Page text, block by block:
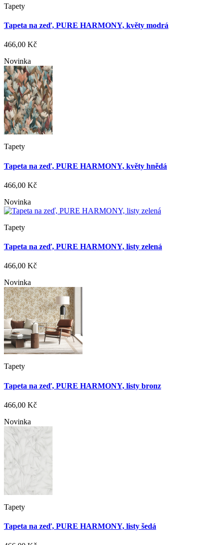
Tapety
Tapeta na zeď, PURE HARMONY, květy modrá
466,00 Kč
Novinka
Tapety
Tapeta na zeď, PURE HARMONY, květy hnědá
466,00 Kč
Novinka
Tapety
Tapeta na zeď, PURE HARMONY, listy zelená
466,00 Kč
Novinka
Tapety
Tapeta na zeď, PURE HARMONY, listy bronz
466,00 Kč
Novinka
Tapety
Tapeta na zeď, PURE HARMONY, listy šedá